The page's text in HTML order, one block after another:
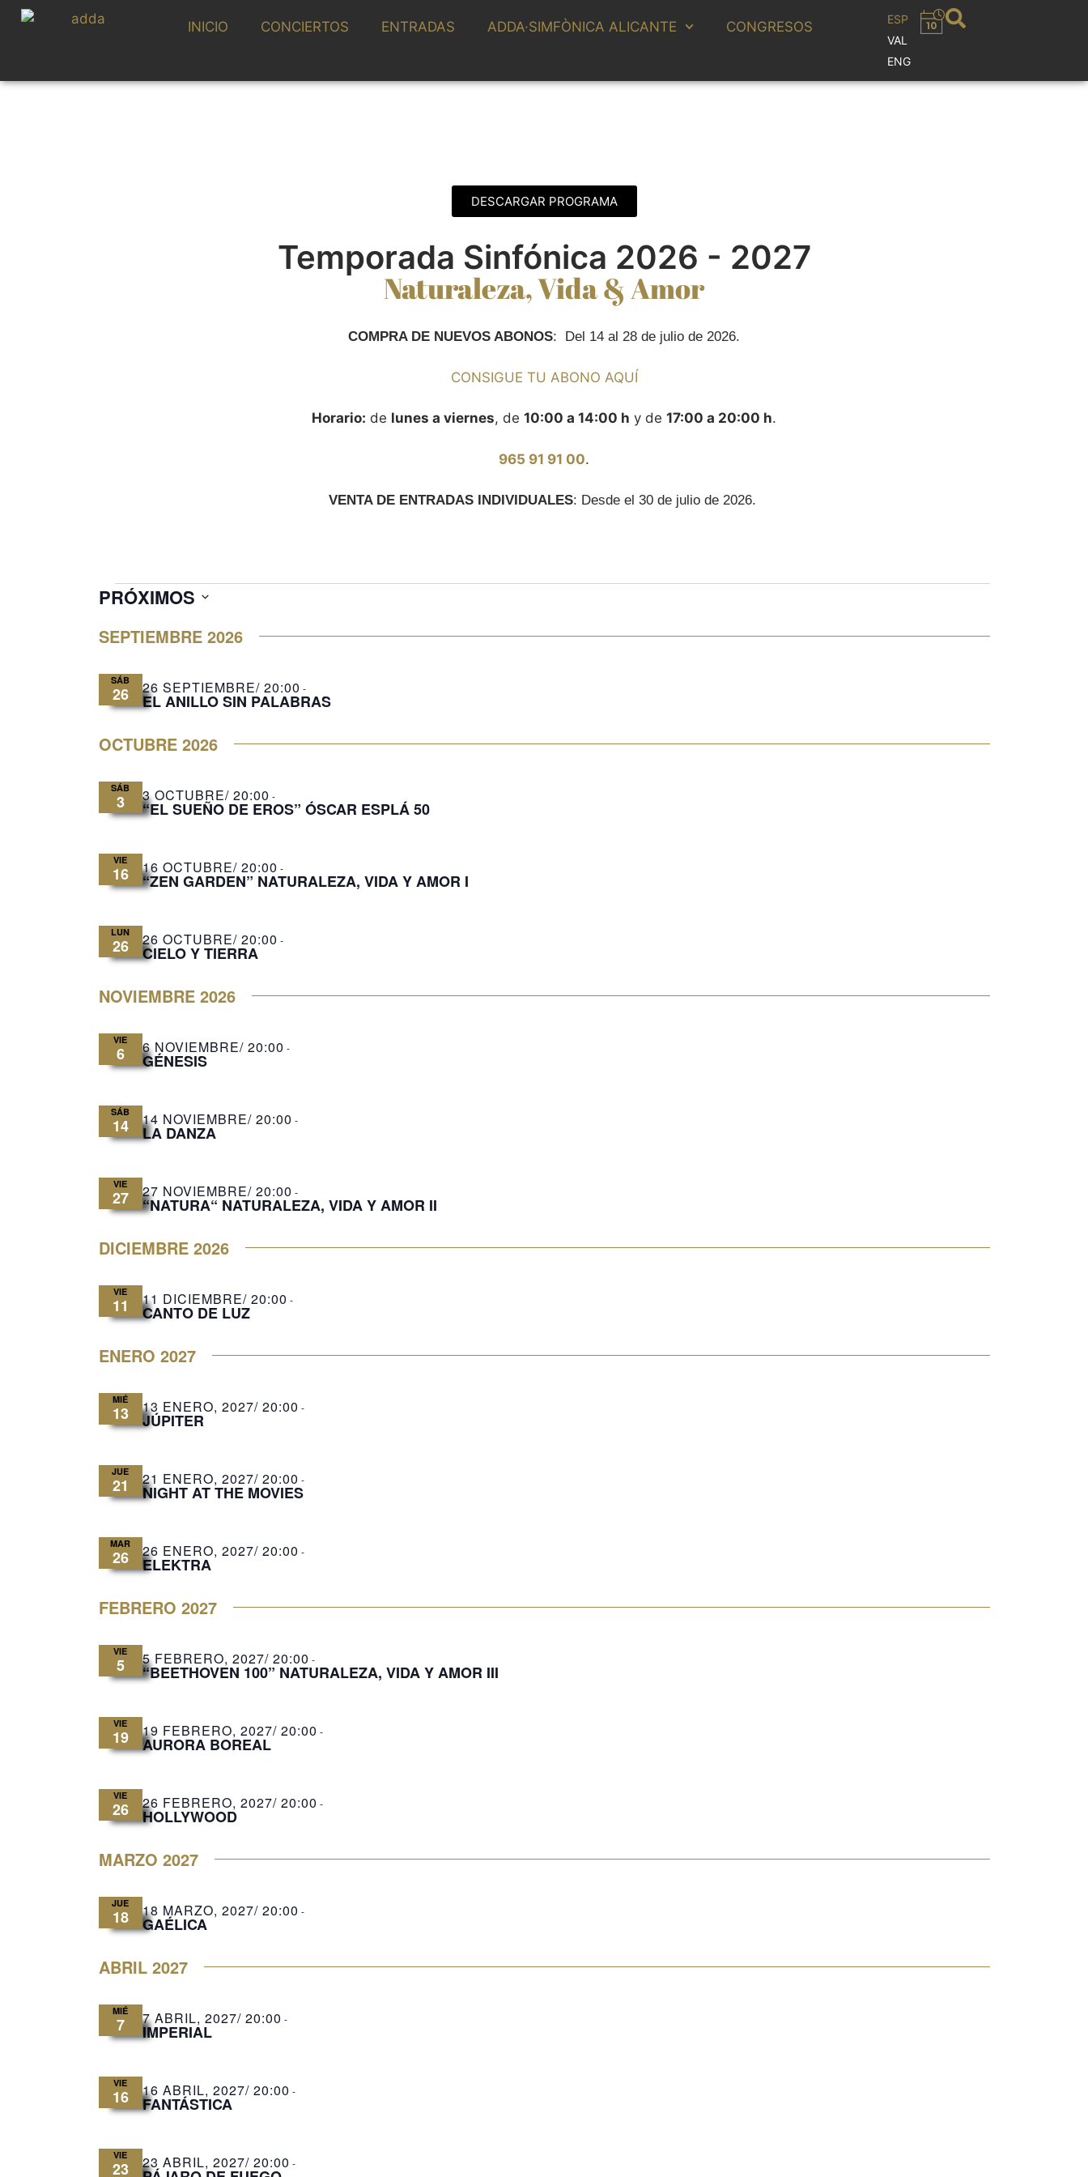
INICIO CONCIERTOS ENTRADAS ADDA·SIMFÒNICA ALICANTE CONGRESOS
ESP
VAL
ENG
DESCARGAR PROGRAMA
Temporada Sinfónica 2026 - 2027
Naturaleza, Vida & Amor
COMPRA DE NUEVOS ABONOS: Del 14 al 28 de julio de 2026.
CONSIGUE TU ABONO AQUÍ
Horario: de lunes a viernes, de 10:00 a 14:00 h y de 17:00 a 20:00 h.
965 91 91 00.
VENTA DE ENTRADAS INDIVIDUALES: Desde el 30 de julio de 2026.
PRÓXIMOS
e
i
n
e
h
SEPTIEMBRE 2026
SÁB
26 EL ANILLO SIN PALABRAS
26 SEPTIEMBRE/ 20:00 -
OCTUBRE 2026
SÁB
3 “EL SUEÑO DE EROS” ÓSCAR ESPLÁ 50
3 OCTUBRE/ 20:00 -
VIE
16 “ZEN GARDEN” NATURALEZA, VIDA Y AMOR I
16 OCTUBRE/ 20:00 -
LUN
26 CIELO Y TIERRA
26 OCTUBRE/ 20:00 -
NOVIEMBRE 2026
VIE
6 GÉNESIS
6 NOVIEMBRE/ 20:00 -
SÁB
14 LA DANZA
14 NOVIEMBRE/ 20:00 -
VIE
27 “NATURA“ NATURALEZA, VIDA Y AMOR II
27 NOVIEMBRE/ 20:00 -
DICIEMBRE 2026
VIE
11 CANTO DE LUZ
11 DICIEMBRE/ 20:00 -
ENERO 2027
MIÉ
13 JÚPITER
13 ENERO, 2027/ 20:00 -
JUE
21 NIGHT AT THE MOVIES
21 ENERO, 2027/ 20:00 -
MAR
26 ELEKTRA
26 ENERO, 2027/ 20:00 -
FEBRERO 2027
VIE
5 “BEETHOVEN 100” NATURALEZA, VIDA Y AMOR III
5 FEBRERO, 2027/ 20:00 -
VIE
19 AURORA BOREAL
19 FEBRERO, 2027/ 20:00 -
VIE
26 HOLLYWOOD
26 FEBRERO, 2027/ 20:00 -
MARZO 2027
JUE
18 GAÉLICA
18 MARZO, 2027/ 20:00 -
ABRIL 2027
MIÉ
7 IMPERIAL
7 ABRIL, 2027/ 20:00 -
VIE
16 FANTÁSTICA
16 ABRIL, 2027/ 20:00 -
VIE
23 23 ABRIL, 2027/ 20:00 -